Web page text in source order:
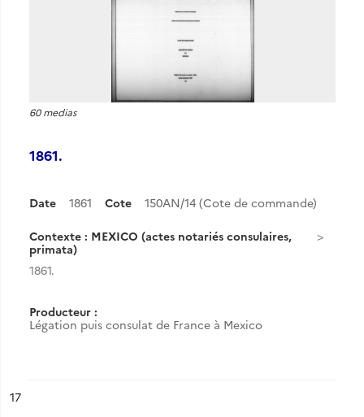
60 medias
1861.
Date 1861 Cote 150AN/14 (Cote de commande)
Contexte : MEXICO (actes notariés consulaires,
primata)
1861.
Producteur :
Légation puis consulat de France à Mexico
n°
17